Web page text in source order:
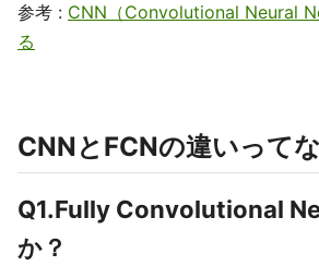
参考 : CNN（Convolutional Neural
る
CNNとFCNの違いって
Q1.Fully Convolutional
か？